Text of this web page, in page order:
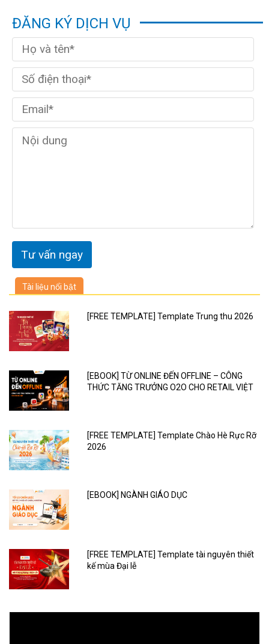
ĐĂNG KÝ DỊCH VỤ
Tài liệu nổi bật
[FREE TEMPLATE] Template Trung thu 2026
[EBOOK] TỪ ONLINE ĐẾN OFFLINE – CÔNG
THỨC TĂNG TRƯỞNG O2O CHO RETAIL VIỆT
[FREE TEMPLATE] Template Chào Hè Rực Rỡ
2026
[EBOOK] NGÀNH GIÁO DỤC
[FREE TEMPLATE] Template tài nguyên thiết
kế mùa Đại lễ